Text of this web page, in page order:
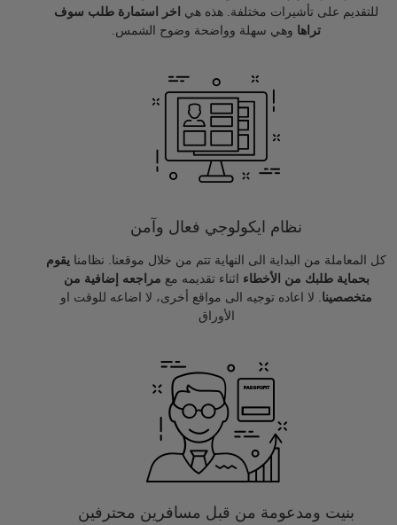
للتقديم على تأشيرات مختلفة. هذه هي
اخر استمارة طلب سوف
تراها وهي سهلة وواضحة وضوح الشمس.
نظام ايكولوجي فعال وآمن
كل المعاملة من البداية الى النهاية تتم من خلال موقعنا. نظامنا يقوم
بحماية طلبك من الأخطاء اثناء تقديمه مع مراجعه إضافية من
متخصصينا . لا اعاده توجيه الى مواقع أخرى، لا اضاعه للوقت او
الأوراق
بنيت ومدعومة من قبل مسافرين محترفين